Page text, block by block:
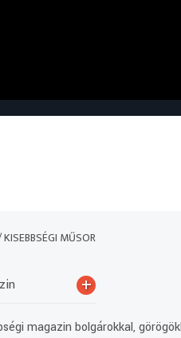
MŰSOR
+
magazin bolgárokkal,